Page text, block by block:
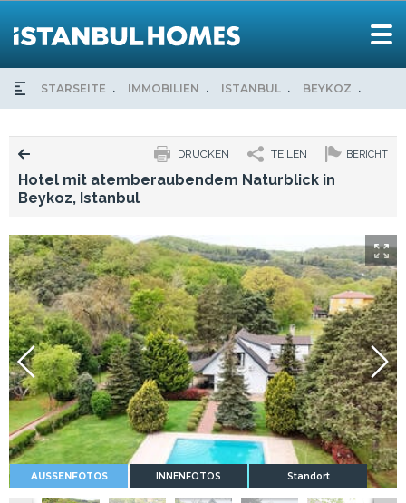
STARSEITE IMMOBILIEN ISTANBUL BEYKOZ
BERICHT
TEILEN
DRUCKEN
Hotel mit atemberaubendem Naturblick in
Beykoz, Istanbul
AUSSENFOTOS INNENFOTOS Standort